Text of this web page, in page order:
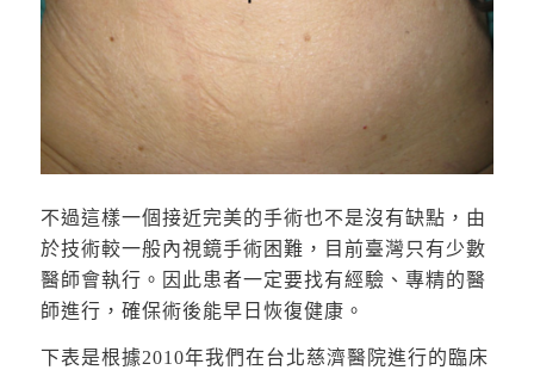
不過這樣一個接近完美的手術也不是沒有缺點，由
於技術較一般內視鏡手術困難，目前臺灣只有少數
醫師會執行。因此患者一定要找有經驗、專精的醫
師進行，確保術後能早日恢復健康。
下表是根據2010年我們在台北慈濟醫院進行的臨床